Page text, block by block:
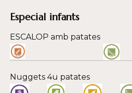
Especial infants
ESCALOP amb patates
Nuggets 4u patates